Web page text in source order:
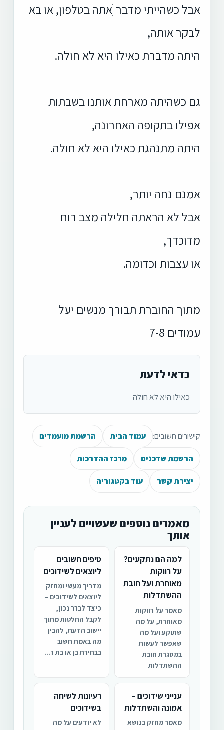
אבל כשהייתי מדבר ִׁאתה בטלפון, או בא
לבקר אותה,
היתה מדברת כאילו היא לא חולה.
גם כשהיתה מארחת אותנו בשבתות
אפילו בתקופה האחרונה,
היתה מתנהגת כאילו היא לא חולה.
אמנם נחה יותר,
אבל לא הראתה חלילה מצב רוח
מדוכדך,
או עצבות וכדומה.
מתוך החוברת תבורך מנשים יעל
עמודים 7-8
כדאי לדעת
כאילו היא לא חולה
קישורים חשובים: עמוד הבית הרשמת מועמדים
הרשמת שדכנים מרכז ההדרכות
יצירת קשר עוד בקטגוריה
מאמרים נוספים שעשויים לעניין
אותך
למה הם נתקעים?
על רווקות
מאוחרת ועל חובת
ההשתדלות
מאמר על רווקות
מאוחרת, על מה
שתוקע ועל מה
שאפשר לעשות
במסגרת חובת
ההשתדלות
טיפים חשובים
ליוצאים לשידוכים
מדריך מעשי ומחזק
ליוצאים לשידוכים –
כיצד לברר נכון,
לקבל החלטות מתוך
יישוב הדעת, להבין
מה באמת חשוב
בבחירת בן או בת ז...
ענייני שידוכים –
אמונה והשתדלות
מאמר מחזק בנושא
רעיונות לשיחה
בשידוכים
לא יודעים על מה